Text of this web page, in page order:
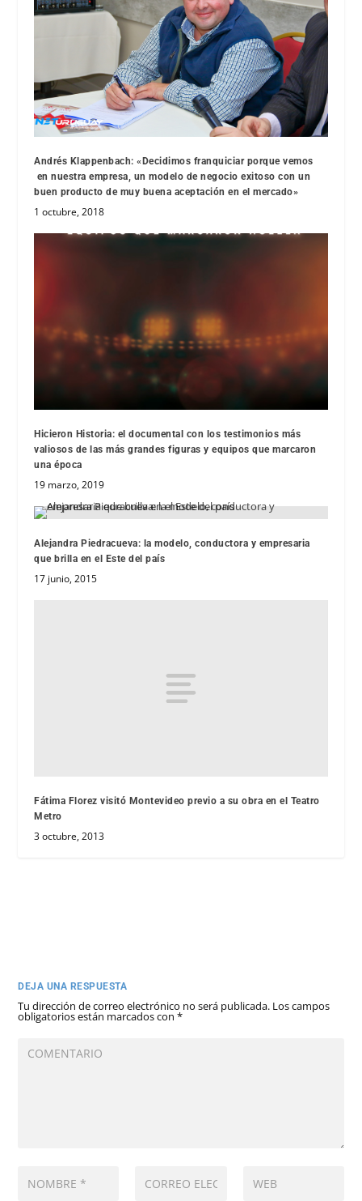
Andrés Klappenbach: «Decidimos franquiciar porque vemos
en nuestra empresa, un modelo de negocio exitoso con un
buen producto de muy buena aceptación en el mercado»
1 octubre, 2018
Hicieron Historia: el documental con los testimonios más
valiosos de las más grandes figuras y equipos que marcaron
una época
19 marzo, 2019
Alejandra Piedracueva: la modelo, conductora y empresaria
que brilla en el Este del país
17 junio, 2015
Fátima Florez visitó Montevideo previo a su obra en el Teatro
Metro
3 octubre, 2013
DEJA UNA RESPUESTA
Tu dirección de correo electrónico no será publicada. Los campos
obligatorios están marcados con*